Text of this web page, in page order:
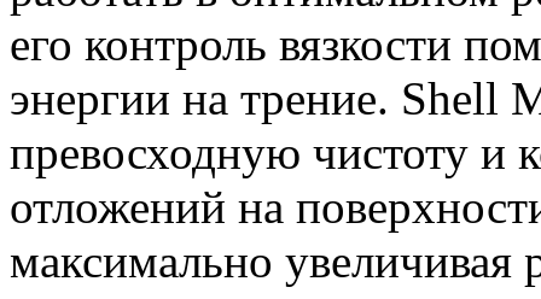
его контроль вязкости
энергии на трение. Shell
превосходную чистоту и
отложений на
максимально увеличивая